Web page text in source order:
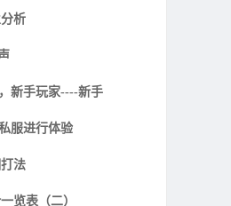
析
新手玩家----新手
服进行体验
法
览表（二）